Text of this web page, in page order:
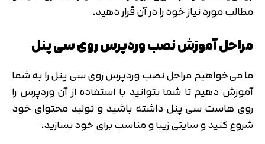
مطالب مورد نیاز خود را در آن قرار دهید.
مراحل آموزش نصب وردپرس روی سی پنل
ما می‌خواهیم مراحل نصب وردپرس روی سی پنل را به شما
آموزش دهیم تا شما بتوانید با استفاده از آن وردپرس را
روی هاست سی پنل داشته باشید و تولید محتوای خود
شروع کنید و سایتی زیبا و مناسب برای خود بسازید.